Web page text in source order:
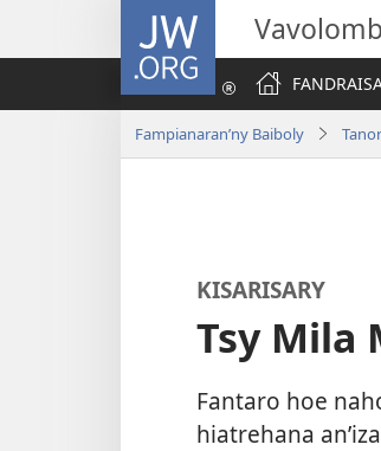
JW.ORG
Fampianaran’ny Baiboly
KISARISARY
Tsy Mila
Fantaro hoe
hiatrehana